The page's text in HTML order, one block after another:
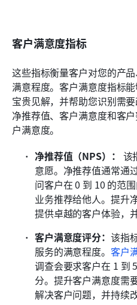
客户满意度指标
这些指标衡量客户对您的产
满意程度。客户满意度指标
宝贵见解，并帮助您识别需
净推荐值、客户满意度和客
户满意度。
净推荐值（NPS）： 该
意愿。净推荐值通常通
问客户在 0 到 10 的范
业务推荐给他人。提升
提供卓越的客户体验，
客户满意度评分： 该指
服务的满意程度。 客户
调查会要求客户在 1 到
分。提升客户满意度需
解决客户问题，并持续